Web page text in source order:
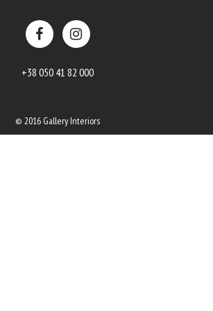
+38 050 41 82 000
© 2016 Gallery Interiors